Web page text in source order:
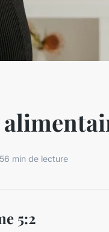
6 min de lecture
5:2